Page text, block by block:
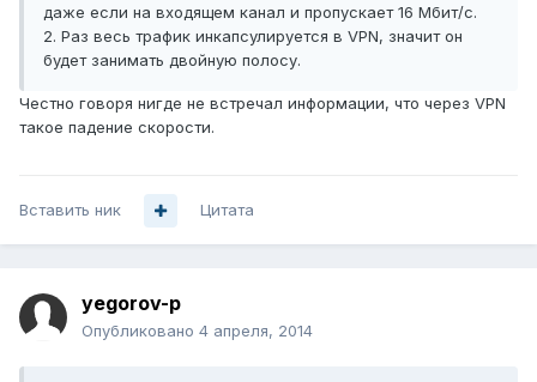
даже если на входящем канал и пропускает 16 Мбит/с.
2. Раз весь трафик инкапсулируется в VPN, значит он
будет занимать двойную полосу.
Честно говоря нигде не встречал информации, что через VPN
такое падение скорости.
Вставить ник Цитата
yegorov-p
Опубликовано 4 апреля, 2014